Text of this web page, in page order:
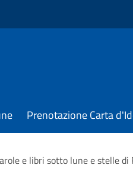
Prenotazione Carta
e libri sotto lune e stelle di